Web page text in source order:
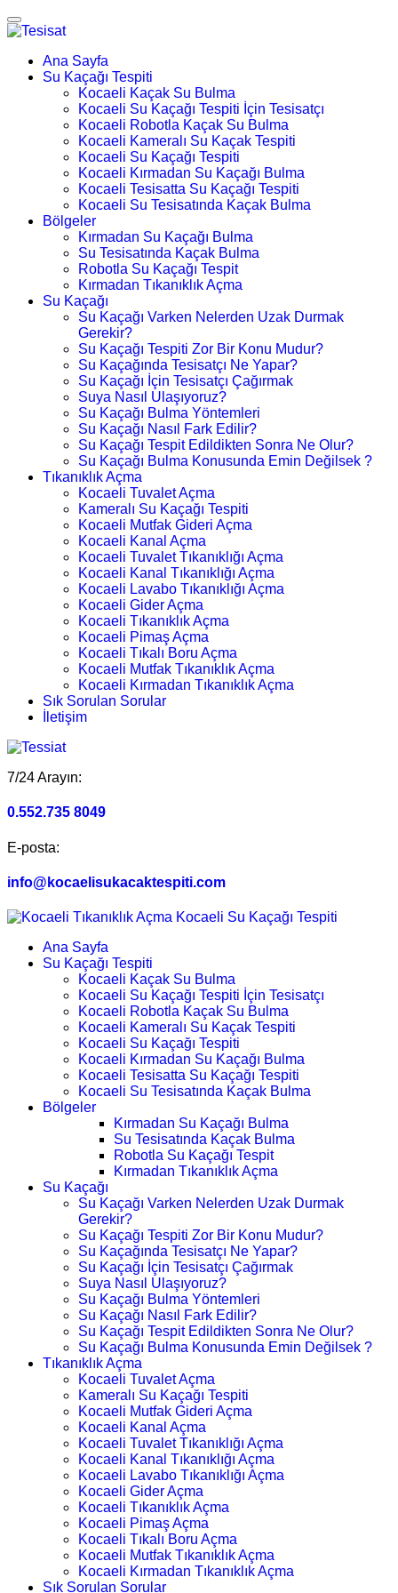
Ana Sayfa
Su Kaçağı Tespiti
Kocaeli Kaçak Su Bulma
Kocaeli Su Kaçağı Tespiti İçin Tesisatçı
Kocaeli Robotla Kaçak Su Bulma
Kocaeli Kameralı Su Kaçak Tespiti
Kocaeli Su Kaçağı Tespiti
Kocaeli Kırmadan Su Kaçağı Bulma
Kocaeli Tesisatta Su Kaçağı Tespiti
Kocaeli Su Tesisatında Kaçak Bulma
Bölgeler
Kırmadan Su Kaçağı Bulma
Su Tesisatında Kaçak Bulma
Robotla Su Kaçağı Tespit
Kırmadan Tıkanıklık Açma
Su Kaçağı
Su Kaçağı Varken Nelerden Uzak Durmak
Gerekir?
Su Kaçağı Tespiti Zor Bir Konu Mudur?
Su Kaçağında Tesisatçı Ne Yapar?
Su Kaçağı İçin Tesisatçı Çağırmak
Suya Nasıl Ulaşıyoruz?
Su Kaçağı Bulma Yöntemleri
Su Kaçağı Nasıl Fark Edilir?
Su Kaçağı Tespit Edildikten Sonra Ne Olur?
Su Kaçağı Bulma Konusunda Emin Değilsek ?
Tıkanıklık Açma
Kocaeli Tuvalet Açma
Kameralı Su Kaçağı Tespiti
Kocaeli Mutfak Gideri Açma
Kocaeli Kanal Açma
Kocaeli Tuvalet Tıkanıklığı Açma
Kocaeli Kanal Tıkanıklığı Açma
Kocaeli Lavabo Tıkanıklığı Açma
Kocaeli Gider Açma
Kocaeli Tıkanıklık Açma
Kocaeli Pimaş Açma
Kocaeli Tıkalı Boru Açma
Kocaeli Mutfak Tıkanıklık Açma
Kocaeli Kırmadan Tıkanıklık Açma
Sık Sorulan Sorular
İletişim
7/24 Arayın:
0.552.735 8049
E-posta:
info@kocaelisukacaktespiti.com
Ana Sayfa
Su Kaçağı Tespiti
Kocaeli Kaçak Su Bulma
Kocaeli Su Kaçağı Tespiti İçin Tesisatçı
Kocaeli Robotla Kaçak Su Bulma
Kocaeli Kameralı Su Kaçak Tespiti
Kocaeli Su Kaçağı Tespiti
Kocaeli Kırmadan Su Kaçağı Bulma
Kocaeli Tesisatta Su Kaçağı Tespiti
Kocaeli Su Tesisatında Kaçak Bulma
Bölgeler
Kırmadan Su Kaçağı Bulma
Su Tesisatında Kaçak Bulma
Robotla Su Kaçağı Tespit
Kırmadan Tıkanıklık Açma
Su Kaçağı
Su Kaçağı Varken Nelerden Uzak Durmak
Gerekir?
Su Kaçağı Tespiti Zor Bir Konu Mudur?
Su Kaçağında Tesisatçı Ne Yapar?
Su Kaçağı İçin Tesisatçı Çağırmak
Suya Nasıl Ulaşıyoruz?
Su Kaçağı Bulma Yöntemleri
Su Kaçağı Nasıl Fark Edilir?
Su Kaçağı Tespit Edildikten Sonra Ne Olur?
Su Kaçağı Bulma Konusunda Emin Değilsek ?
Tıkanıklık Açma
Kocaeli Tuvalet Açma
Kameralı Su Kaçağı Tespiti
Kocaeli Mutfak Gideri Açma
Kocaeli Kanal Açma
Kocaeli Tuvalet Tıkanıklığı Açma
Kocaeli Kanal Tıkanıklığı Açma
Kocaeli Lavabo Tıkanıklığı Açma
Kocaeli Gider Açma
Kocaeli Tıkanıklık Açma
Kocaeli Pimaş Açma
Kocaeli Tıkalı Boru Açma
Kocaeli Mutfak Tıkanıklık Açma
Kocaeli Kırmadan Tıkanıklık Açma
Sık Sorulan Sorular